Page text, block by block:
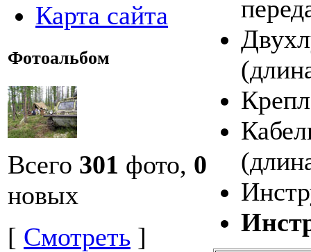
Карта сайта
Фотоальбом
Всего 301 фото, 0
новых
[ Смотреть ]